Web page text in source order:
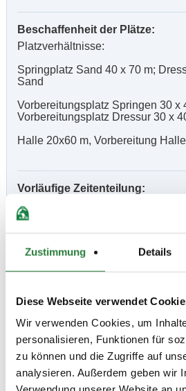
Zustimmung Details
Diese Webseite verwendet
Wir verwenden Cookies, um
personalisieren, Funktionen für
zu können und die Zugriffe auf
analysieren. Außerdem geben wir
Beschaffenheit der Plätze:
Platzverhältnisse:
Springplatz Sand 40 x 70 m;
Sand
Vorbereitungsplatz Springen 30 x
Vorbereitungsplatz Dressur 30 x
Halle 20x60 m, Vorbereitung
Vorläufige Zeitenteilung:
Fr. vorm.: 4,11,12; nachm.: 5,6,7
Sa. vorm.: 8,9,10; nachm.: 1,2,3,13
Ergebnisse:
Zu den Ergebnissen auf www.fn-